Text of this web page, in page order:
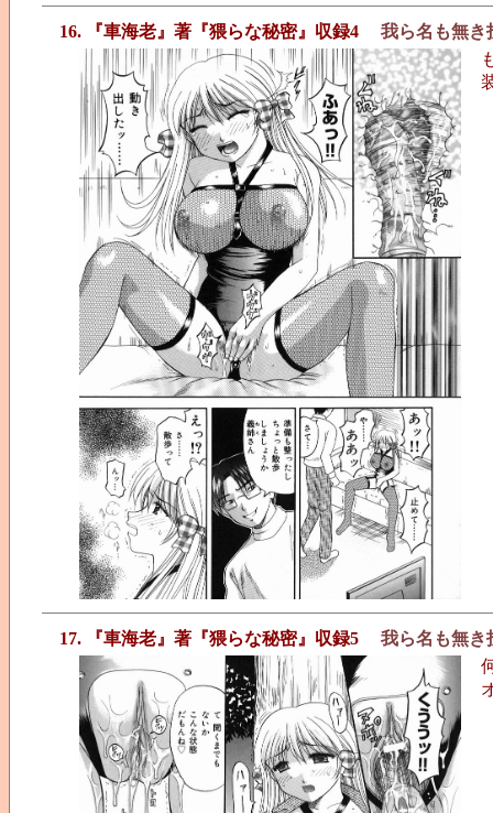
16. 『車海老』著『猥らな秘密』収録4
我ら名も無き
17. 『車海老』著『猥らな秘密』収録5
我ら名も無き